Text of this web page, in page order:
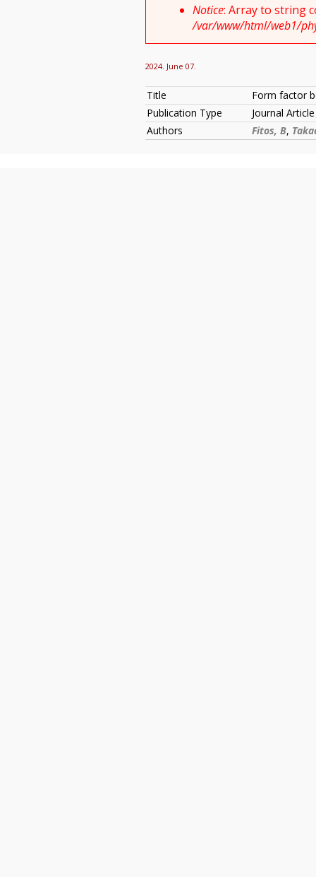
Notice: Array to string
/var/www/html/web1/
2024. June 07.
Title
Form factor
Publication Type
Journal Article
Authors
Fitos, B,